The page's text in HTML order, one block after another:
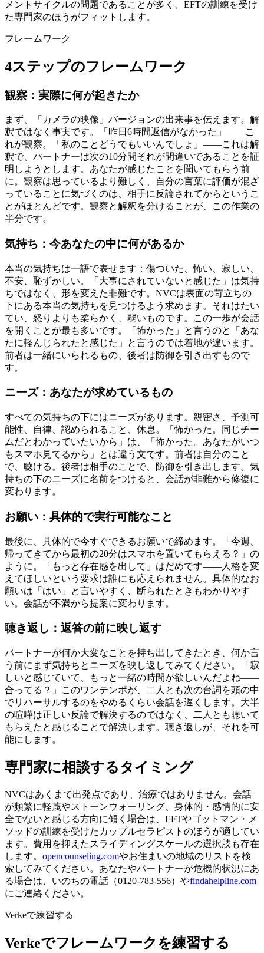
メントサイクルの問題であることが多く、EFTの訓練を受け
た専門家のほうがフィットします。
フレームワーク
4ステップのフレームワーク
観察：実際に何が起きたか
まず、「カメラの映像」バージョンの出来事を伝えます。解
釈ではなく事実です。「昨日6時間返信がなかった」——こ
れが観察。「私のことどうでもいいんでしょ」——これは解
釈で、パートナーは次の10分間それが間違いであることを証
明しようとします。あなたが感じたことを聞いてもらう前
に。観察は思っているより難しく、自分の言葉に評価が混ざ
っていることに気づくのは、相手に反論されてからというこ
とがほとんどです。観察と解釈を分けることが、この作業の
半分です。
気持ち：今あなたの中に何があるか
本当の気持ちは一語で表せます：傷ついた、怖い、寂しい、
不安、恥ずかしい。「大事にされていないと感じた」は気持
ちではなく、形を変えた非難です。NVCは表面の苛立ちの
下にある本当の気持ちを見つけるよう求めます。それはたい
てい、怒りよりも柔らかく、弱いものです。この一歩が会話
を開くことが最も多いです。「怖かった」と言うのと「あな
たに軽んじられたと感じた」と言うのでは着地が違います。
前者は一緒にいられるもの、後者は防御を引き出すもので
す。
ニーズ：あなたが求めているもの
すべての気持ちの下にはニーズがあります。親密さ、予測可
能性、自律、認められること、休息。「怖かった。同じチー
ムだとわかっていたいから」は、「怖かった。あなたがいつ
もスマホ見てるから」とは違う文です。前者は自分のこと
で、聴ける。後者は相手のことで、防御を引き出します。気
持ちの下のニーズに名前をつけると、会話が非難から修復に
変わります。
お願い：具体的で実行可能なこと
最後に、具体的で今すぐできるお願いで締めます。「今週、
帰ってきてから最初の20分はスマホを置いてもらえる？」の
ように。「もっと存在感を出して」はだめです——人格を変
えてほしいという要求は誰にも応えられません。具体的なお
願いは「はい」と言いやすく、断られたときもわかりやす
い。会話が不満から提案に変わります。
聴き返し：返答の前に映し返す
パートナーが何か大変なことを持ち出してきたとき、何か言
う前にまず気持ちとニーズを映し返してみてください。「寂
しいと感じていて、もっと一緒の時間が欲しいんだよね——
合ってる？」このワンテンポが、二人とも次の台詞を頭の中
でリハーサルするのをやめるくらい会話を遅くします。大半
の喧嘩は正しい反論で解決するのではなく、二人とも聴いて
もらえたと感じることで解決します。聴き返しが、それを可
能にします。
専門家に相談するタイミング
NVCはあくまで出発点であり、治療ではありません。会話
が頻繁に軽蔑やストーンウォーリング、身体的・感情的に安
全でないと感じる方向に傾く場合は、EFTやゴットマン・メ
ソッドの訓練を受けたカップルセラピストのほうが適してい
ます。費用を抑えたスライディングスケールの選択肢も存在
します。 opencounseling.comやお住まいの地域のリストを検
索してみてください。あなたやパートナーが危機的状況にあ
る場合は、いのちの電話（0120-783-556）やfindahelpline.com
にご連絡ください。
Verkeで練習する
Verkeでフレームワークを練習する